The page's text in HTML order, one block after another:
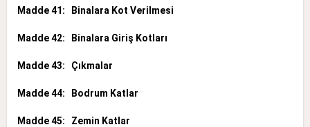
Madde 41: Binalara Kot Verilmesi
Madde 42: Binalara Giriş Kotları
Madde 43: Çıkmalar
Madde 44: Bodrum Katlar
Madde 45: Zemin Katlar